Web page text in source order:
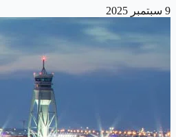
9 سبتمبر 2025